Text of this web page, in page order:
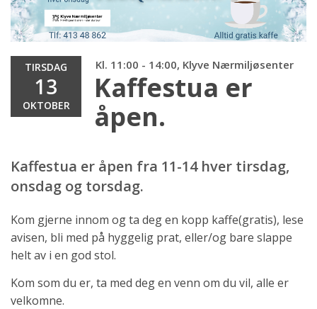
TIRSDAG
13
OKTOBER
Kl. 11:00 - 14:00, Klyve Nærmiljøsenter
Kaffestua er
åpen.
Kaffestua er åpen fra 11-14 hver tirsdag,
onsdag og torsdag.
Kom gjerne innom og ta deg en kopp kaffe(gratis), lese
avisen, bli med på hyggelig prat, eller/og bare slappe
helt av i en god stol.
Kom som du er, ta med deg en venn om du vil, alle er
velkomne.